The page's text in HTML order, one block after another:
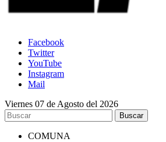
Facebook
Twitter
YouTube
Instagram
Mail
Viernes 07 de Agosto del 2026
COMUNA